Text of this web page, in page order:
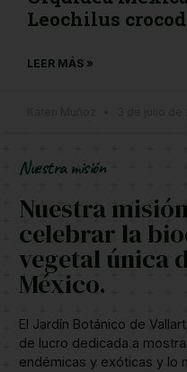
Leochilus
LEER MÁS »
Nuestra misión
Nuestra
celebrar la
vegetal única
México.
El Jardín Botánico de
de lucro dedicada a
endémicas y exóticas y lo